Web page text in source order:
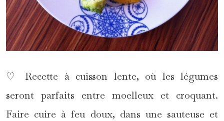
♡ Recette à cuisson lente, où les légumes
seront parfaits entre moelleux et croquant.
Faire cuire à feu doux, dans une sauteuse et